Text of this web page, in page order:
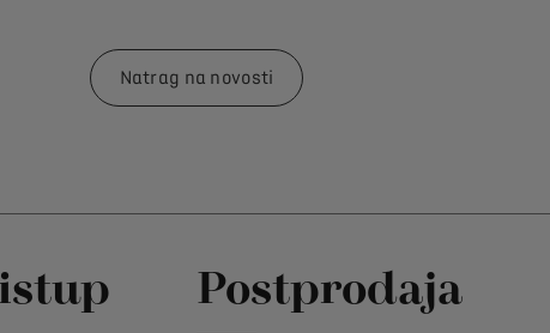
Natrag na novosti
Postprodaja